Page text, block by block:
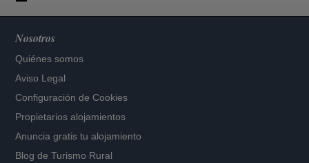
Nosotros
Quiénes somos
Aviso Legal
Configuración de Cookies
Propietarios alojamientos
Anuncia gratis tu alojamiento
Blog de Turismo Rural